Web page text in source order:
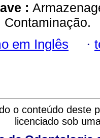
:
Contaminação.
em Inglês ·
o conteúdo deste
licenciado sob